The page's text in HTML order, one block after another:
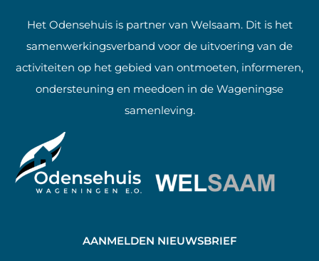
Het Odensehuis is partner van Welsaam. Dit is het
samenwerkingsverband voor de uitvoering van de
activiteiten op het gebied van ontmoeten, informeren,
ondersteuning en meedoen in de Wageningse
samenleving.
AANMELDEN NIEUWSBRIEF